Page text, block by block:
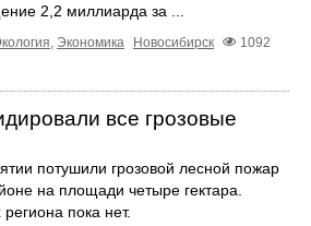
2,2 миллиарда за ...
, Экономика Новосибирск
1092
все грозовые
потушили грозовой лесной пожар
на площади четыре гектара.
пока нет.